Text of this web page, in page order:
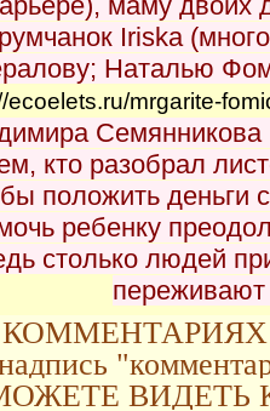
Iriska
Наталью
ecoelets.ru/mrgarite-
Семянникова
кто разобрал
положить деньги
ребенку
столько людей
ВИДЕТЬ